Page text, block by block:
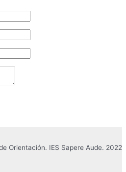
Orientación. IES Sapere Aude. 2022